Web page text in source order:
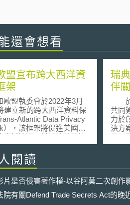
還會想看
盟宣布跨大西洋資
架
盟執委會於2022年3月
建立新的跨大西洋資料保
Atlantic Data Privacy
），該框架將促進美國與
資料流通，並解決歐盟法
宣布隱私盾協議（EU-
Shield framework）無效
慮與問題。 該框架
重要法律機制。美國承諾
施，以確保訊號情報活動
activities）是在
瑞
伴
於
共同
力於
決方
界以
兩大
通運
典希
少減
閱讀
片是否侵害著作權-以谷阿莫二次創作
院有關Defend Trade Secrets Act的晚